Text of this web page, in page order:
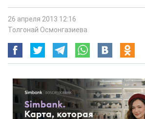
26 апреля 2013 12:16
Толгонай Осмонгазиева